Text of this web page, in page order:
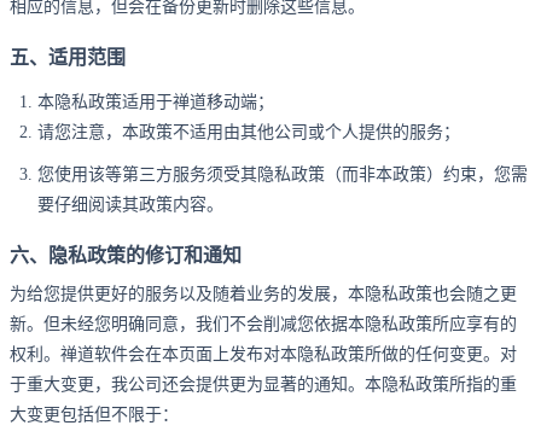
相应的信息，但会在备份更新时删除这些信息。
五、适用范围
本隐私政策适用于禅道移动端；
请您注意，本政策不适用由其他公司或个人提供的服务；
您使用该等第三方服务须受其隐私政策（而非本政策）约束，您需
要仔细阅读其政策内容。
六、隐私政策的修订和通知
为给您提供更好的服务以及随着业务的发展，本隐私政策也会随之更
新。但未经您明确同意，我们不会削减您依据本隐私政策所应享有的
权利。禅道软件会在本页面上发布对本隐私政策所做的任何变更。对
于重大变更，我公司还会提供更为显著的通知。本隐私政策所指的重
大变更包括但不限于：